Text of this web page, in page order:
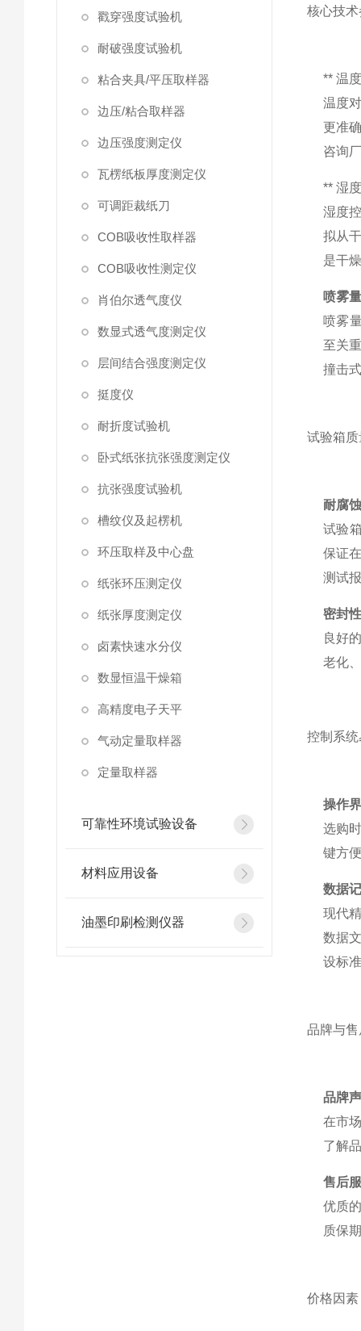
戳穿强度试验机
耐破强度试验机
粘合夹具/平压取样器
边压/粘合取样器
边压强度测定仪
瓦楞纸板厚度测定仪
可调距裁纸刀
COB吸收性取样器
COB吸收性测定仪
肖伯尔透气度仪
数显式透气度测定仪
层间结合强度测定仪
挺度仪
耐折度试验机
卧式纸张抗张强度测定仪
抗张强度试验机
槽纹仪及起楞机
环压取样及中心盘
纸张环压测定仪
纸张厚度测定仪
卤素快速水分仪
数显恒温干燥箱
高精度电子天平
气动定量取样器
定量取样器
可靠性环境试验设备
材料应用设备
油墨印刷检测仪器
核心技
** 温
温度
更准
咨询
** 湿
湿度
拟从
是干
喷雾
喷雾
至关
撞击
试验箱
耐腐
试验
保证
测试
密封
良好
老化
控制系
操作
选购
键方
数据
现代
数据
设标
品牌与
品牌
在市
了解
售后
优质
质保
价格因素